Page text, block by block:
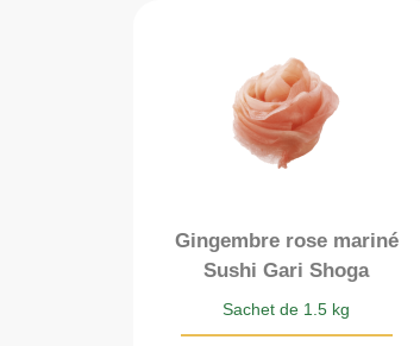
Gingembre rose mariné
Sushi Gari Shoga
Sachet de 1.5 kg